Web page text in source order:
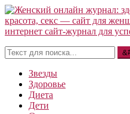
Звезды
Здоровье
Диета
Дети